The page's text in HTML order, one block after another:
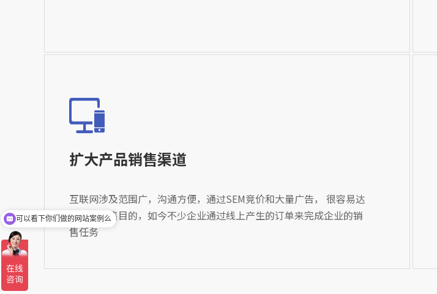
扩大产品销售渠道
互联网涉及范围广，沟通方便，通过SEM竞价和大量广告， 很容易达
到产品销售目的，如今不少企业通过线上产生的订单来完成企业的销
售任务
你们是网站怎么收费的呢